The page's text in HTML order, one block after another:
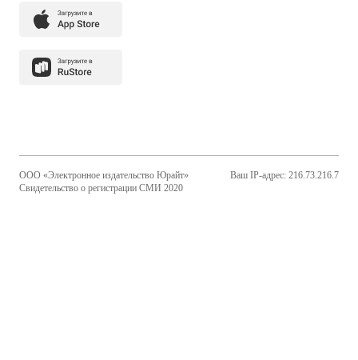
ООО «Электронное издательство Юрайт»
Свидетельство о регистрации СМИ 2020
Ваш IP-адрес: 216.73.216.7